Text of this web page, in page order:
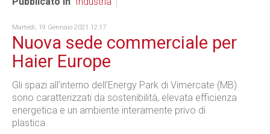
Martedì, 19 Gennaio 2021 12:17
Nuova sede commerciale per
Haier Europe
Gli spazi all’interno dell’Energy Park di Vimercate (MB)
sono caratterizzati da sostenibilità, elevata efficienza
energetica e un ambiente interamente privo di
plastica.